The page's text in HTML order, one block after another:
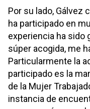
Por su lado, Gálvez
ha participado en
experiencia ha sido
súper acogida, me
Particularmente la
participado es la
de la Mujer
instancia de